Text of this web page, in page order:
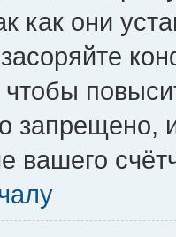
как они
чтобы
запрещено,
вашего